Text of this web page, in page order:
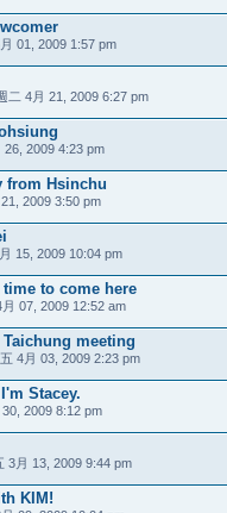
01, 2009 1:57 pm
二 4月 21, 2009 6:27 pm
26, 2009 4:23 pm
from Hsinchu
2009 3:50 pm
15, 2009 10:04 pm
to come here
07, 2009 12:52 am
meeting
4月 03, 2009 2:23 pm
Stacey.
2009 8:12 pm
3月 13, 2009 9:44 pm
KIM!